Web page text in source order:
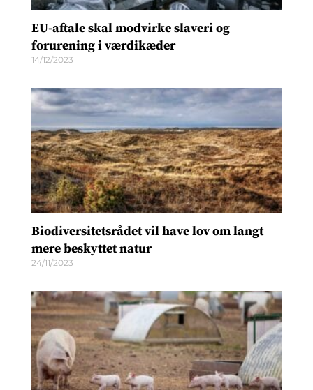
EU-aftale skal modvirke slaveri og
forurening i værdikæder
14/12/2023
Biodiversitetsrådet vil have lov om langt
mere beskyttet natur
24/11/2023